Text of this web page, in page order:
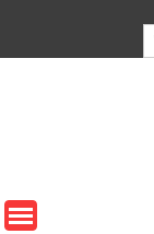
содержимому